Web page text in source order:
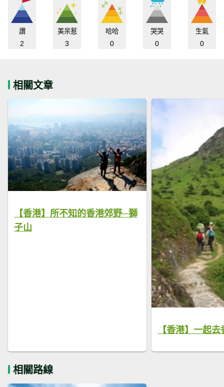
讚
2
美呆惹
3
哈哈
0
哭哭
0
生氣
0
相關文章
【香港】所不知的香港郊野─獅
子山
【香港】一起
相關路線